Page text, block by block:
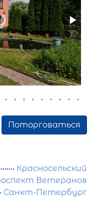
Поторговаться
Красносельский
Ветеранов
Санкт-Петербург